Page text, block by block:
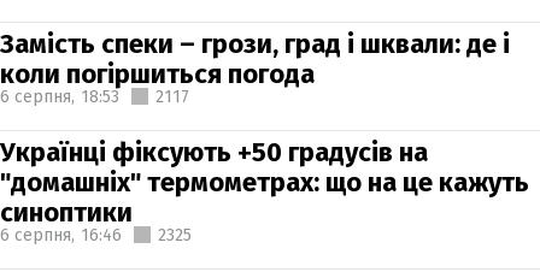
Замість спеки – грози, град і шквали: де і
коли погіршиться погода
6 серпня, 18:53 2117
Українці фіксують +50 градусів на
"домашніх" термометрах: що на це кажуть
синоптики
6 серпня, 16:46 2325